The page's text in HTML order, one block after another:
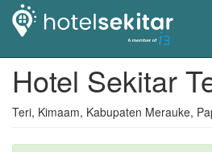
Hotel Sekitar
Teri, Kimaam, Kabupaten Merauke,